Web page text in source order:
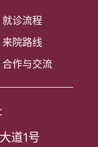
就诊流程
来院路线
合作与交流
道1号